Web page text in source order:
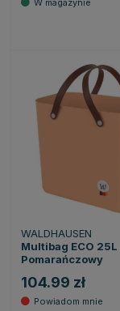
WALDHAUSEN
Multibag ECO 25L
Pomarańczowy
104.99 zł